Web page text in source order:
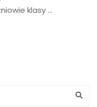
klasy …